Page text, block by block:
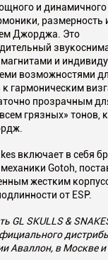
и динамичного
размерность
Джорджа. Это
и
возможностями
к гармоническим
прозрачным
грязных» тонов,
включает в себя
Gotoh,
жестким
от ESP.
GL SKULLS &
Аваллон, в Москве и